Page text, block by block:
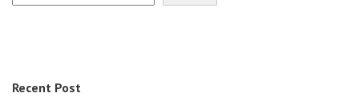
Recent Post